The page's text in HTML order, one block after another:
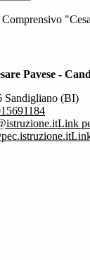
Pavese -
Sandigliano (BI)
Link